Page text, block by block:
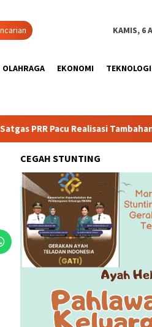
KAMIS, 6
OLAHRAGA EKONOMI TEKNOLOGI
Realisasi Tambahan TKD Aceh
CEGAH STUNTING